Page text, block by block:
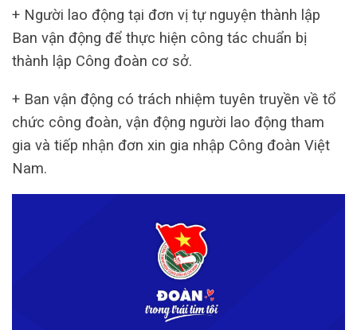
+ Người lao động tại đơn vị tự nguyện thành lập
Ban vận động để thực hiện công tác chuẩn bị
thành lập Công đoàn cơ sở.
+ Ban vận động có trách nhiệm tuyên truyền về tổ
chức công đoàn, vận động người lao động tham
gia và tiếp nhận đơn xin gia nhập Công đoàn Việt
Nam.